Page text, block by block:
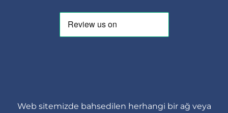
Web sitemizde bahsedilen herhangi bir ağ veya